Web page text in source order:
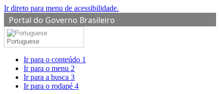
Ir direto para menu de acessibilidade.
Portal do Governo Brasileiro
Portuguese
Ir para o conteúdo 1
Ir para o menu 2
Ir para a busca 3
Ir para o rodapé 4